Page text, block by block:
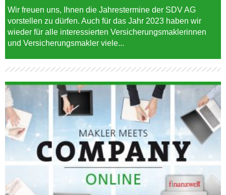
Wir freuen uns, Ihnen die Jahrestermine der SDV AG
vorstellen zu dürfen. Auch für das Jahr 2023 haben wir
wieder für alle interessierten Versicherungsmaklerinnen
und Versicherungsmakler viele...